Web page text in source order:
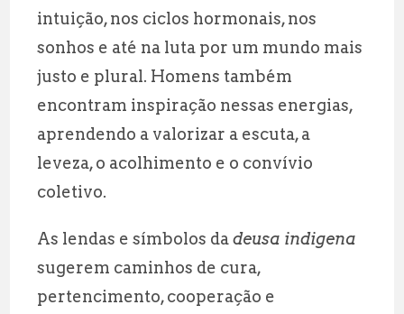
intuição, nos ciclos hormonais, nos
sonhos e até na luta por um mundo mais
justo e plural. Homens também
encontram inspiração nessas energias,
aprendendo a valorizar a escuta, a
leveza, o acolhimento e o convívio
coletivo.
As lendas e símbolos dadeusa indigena
sugerem caminhos de cura,
pertencimento, cooperação e